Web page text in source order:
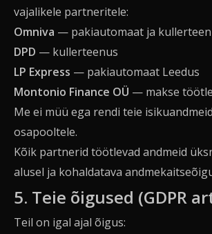
vajalikele partneritele:
Omniva — pakiautomaat ja
DPD — kullerteenus
LP Express — pakiautomaat Leedus
Montonio Finance OÜ — makse
Me ei müü ega rendi teie
osapooltele.
Kõik partnerid töötlevad andmeid
alusel ja kohaldatava
5. Teie õigused (GDPR
Teil on igal ajal õigus: